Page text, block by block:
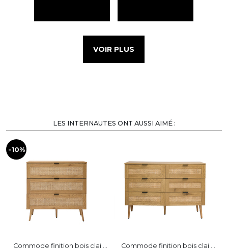
VOIR PLUS
LES INTERNAUTES ONT AUSSI AIMÉ :
-10%
Commode finition bois clai ... Commode finition bois clai ...